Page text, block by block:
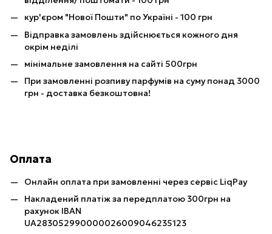
кур'єром "Нової Пошти" по Україні - 100 грн
Відправка замовлень здійснюється кожного дня
окрім неділі
мінімальне замовлення на сайті 500грн
При замовленні розпиву парфумів на суму понад 3000
грн - доставка безкоштовна!
Оплата
Онлайн оплата при замовленні через сервіс LiqPay
Накладений платіж за передплатою 300грн на
рахунок IBAN
UA283052990000026009046235123